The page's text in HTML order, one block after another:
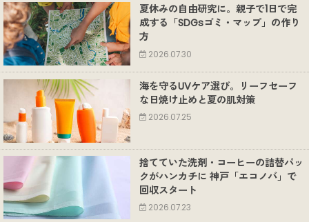
夏休みの自由研究に。親子で1日で完
成する「SDGsゴミ・マップ」の作り
方
2026.07.30
海を守るUVケア選び。リーフセーフ
な日焼け止めと夏の肌対策
2026.07.25
捨てていた洗剤・コーヒーの詰替パッ
クがハンカチに 神戸「エコノバ」で
回収スタート
2026.07.23